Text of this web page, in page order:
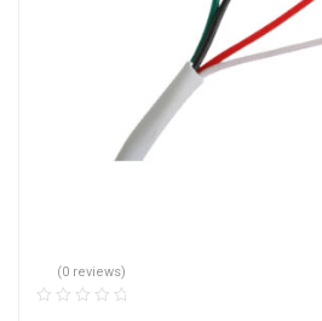
(0 reviews)